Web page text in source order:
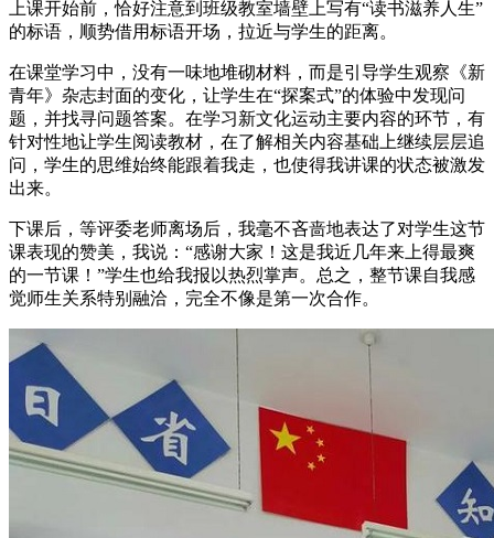
上课开始前，恰好注意到班级教室墙壁上写有“读书滋养人生”
的标语，顺势借用标语开场，拉近与学生的距离。
在课堂学习中，没有一味地堆砌材料，而是引导学生观察《新
青年》杂志封面的变化，让学生在“探案式”的体验中发现问
题，并找寻问题答案。在学习新文化运动主要内容的环节，有
针对性地让学生阅读教材，在了解相关内容基础上继续层层追
问，学生的思维始终能跟着我走，也使得我讲课的状态被激发
出来。
下课后，等评委老师离场后，我毫不吝啬地表达了对学生这节
课表现的赞美，我说：“感谢大家！这是我近几年来上得最爽
的一节课！”学生也给我报以热烈掌声。总之，整节课自我感
觉师生关系特别融洽，完全不像是第一次合作。